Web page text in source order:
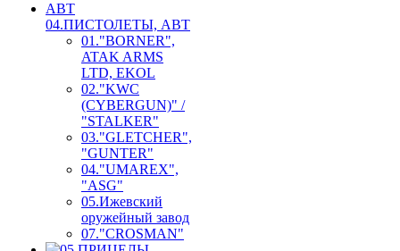
04.ПИСТОЛЕТЫ, АВТ
01."BORNER",
ATAK ARMS
LTD, EKOL
02."KWC
(CYBERGUN)" /
"STALKER"
03."GLETCHER",
"GUNTER"
04."UMAREX",
"ASG"
05.Ижевский
оружейный завод
07."CROSMAN"